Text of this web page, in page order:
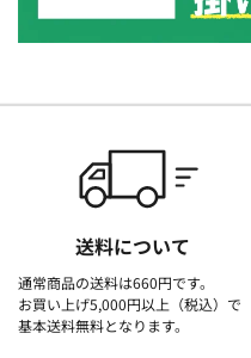
送料について
通常商品の送料は660円です。
お買い上げ5,000円以上（税込）で
基本送料無料となります。